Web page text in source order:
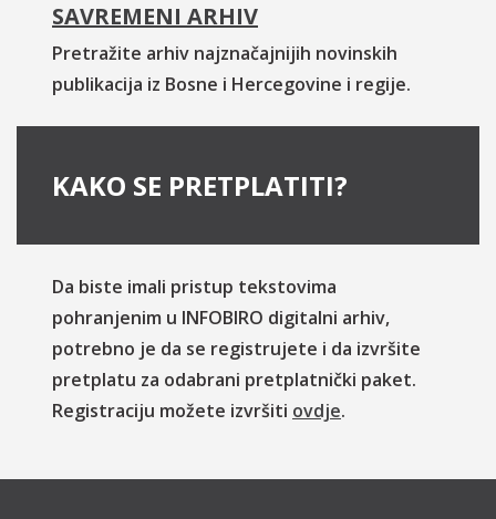
SAVREMENI ARHIV
Pretražite arhiv najznačajnijih novinskih
publikacija iz Bosne i Hercegovine i regije.
KAKO SE PRETPLATITI?
Da biste imali pristup tekstovima
pohranjenim u INFOBIRO digitalni arhiv,
potrebno je da se registrujete i da izvršite
pretplatu za odabrani pretplatnički paket.
Registraciju možete izvršiti ovdje.